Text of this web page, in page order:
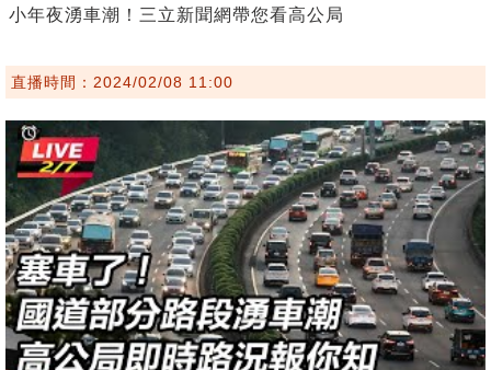
小年夜湧車潮！三立新聞網帶您看高公局
直播時間：2024/02/08 11:00